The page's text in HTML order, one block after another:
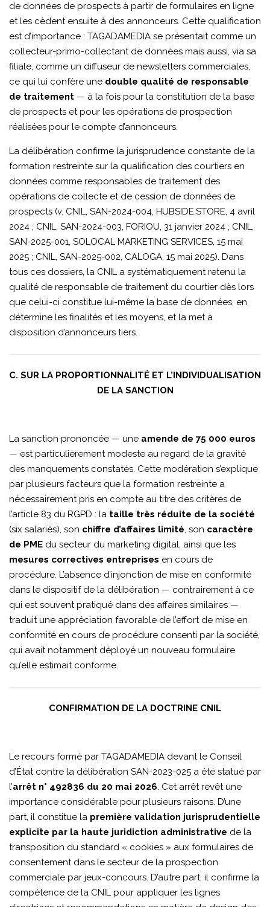
de données de prospects à partir de formulaires en ligne
et les cèdent ensuite à des annonceurs. Cette qualification
est d’importance : TAGADAMEDIA se présentait comme un
collecteur-primo-collectant de données mais aussi, via sa
filiale, comme un diffuseur de newsletters commerciales,
ce qui lui confère une double qualité de responsable
de traitement — à la fois pour la constitution de la base
de prospects et pour les opérations de prospection
réalisées pour le compte d’annonceurs.
La délibération confirme la jurisprudence constante de la
formation restreinte sur la qualification des courtiers en
données comme responsables de traitement des
opérations de collecte et de cession de données de
prospects (v. CNIL, SAN-2024-004, HUBSIDE.STORE, 4 avril
2024 ; CNIL, SAN-2024-003, FORIOU, 31 janvier 2024 ; CNIL,
SAN-2025-001, SOLOCAL MARKETING SERVICES, 15 mai
2025 ; CNIL, SAN-2025-002, CALOGA, 15 mai 2025). Dans
tous ces dossiers, la CNIL a systématiquement retenu la
qualité de responsable de traitement du courtier dès lors
que celui-ci constitue lui-même la base de données, en
détermine les finalités et les moyens, et la met à
disposition d’annonceurs tiers.
C. SUR LA PROPORTIONNALITÉ ET L’INDIVIDUALISATION
DE LA SANCTION
La sanction prononcée — une amende de 75 000 euros
— est particulièrement modeste au regard de la gravité
des manquements constatés. Cette modération s’explique
par plusieurs facteurs que la formation restreinte a
nécessairement pris en compte au titre des critères de
l’article 83 du RGPD : la taille très réduite de la société
(six salariés), son chiffre d’affaires limité, son caractère
de PME du secteur du marketing digital, ainsi que les
mesures correctives entreprises en cours de
procédure. L’absence d’injonction de mise en conformité
dans le dispositif de la délibération — contrairement à ce
qui est souvent pratiqué dans des affaires similaires —
traduit une appréciation favorable de l’effort de mise en
conformité en cours de procédure consenti par la société,
qui avait notamment déployé un nouveau formulaire
qu’elle estimait conforme.
CONFIRMATION DE LA DOCTRINE CNIL
Le recours formé par TAGADAMEDIA devant le Conseil
d’État contre la délibération SAN-2023-025 a été statué par
l’arrêt n° 492836 du 20 mai 2026. Cet arrêt revêt une
importance considérable pour plusieurs raisons. D’une
part, il constitue la première validation jurisprudentielle
explicite par la haute juridiction administrative de la
transposition du standard « cookies » aux formulaires de
consentement dans le secteur de la prospection
commerciale par jeux-concours. D’autre part, il confirme la
compétence de la CNIL pour appliquer les lignes